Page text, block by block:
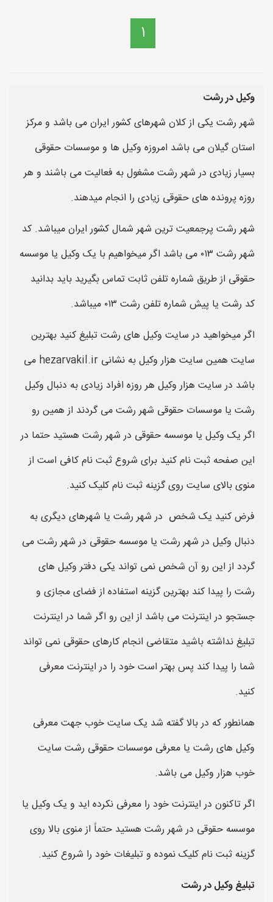
1
وکیل در رشت
شهر رشت یکی از کلان شهرهای کشور ایران می باشد و مرکز
استان گیلان می باشد امروزه وکیل ها و موسسات حقوقی
بسیار زیادی در شهر رشت مشغول به فعالیت می باشند و هر
روزه پرونده های حقوقی زیادی را انجام میدهند.
شهر رشت پرجمعیت ترین شهر شمال کشور ایران میباشد. کد
شهر رشت ۰۱۳ می باشد اگر میخواهیم با یک وکیل یا موسسه
حقوقی از طریق شماره تلفن ثابت تماس بگیرید باید بدانید
کد رشت یا پیش شماره تلفن رشت ۰۱۳ میباشد.
اگر میخواهید در سایت وکیل های رشت تبلیغ کنید بهترین
سایت همین سایت هزار وکیل به نشانی hezarvakil.ir می
باشد در سایت هزار وکیل هر روزه افراد زیادی به دنبال وکیل
رشت یا موسسات حقوقی شهر رشت می گردند از همین رو
اگر یک وکیل یا موسسه حقوقی در شهر رشت هستید حتما در
این صفحه ثبت نام کنید برای شروع ثبت نام کافی است از
منوی بالای سایت روی گزینه ثبت نام کلیک کنید.
فرض کنید یک شخص در شهر رشت یا شهرهای دیگری به
دنبال وکیل در شهر رشت یا موسسه حقوقی در شهر رشت می
گردد از این رو آن شخص نمی تواند یکی دفتر وکیل های
رشت را پیدا کند بهترین گزینه استفاده از فضای مجازی و
جستجو در اینترنت می باشد از این رو اگر شما در اینترنت
تبلیغ نداشته باشید متقاضی انجام کارهای حقوقی نمی تواند
شما را پیدا کند پس بهتر است خود را در اینترنت معرفی
کنید.
همانطور که در بالا گفته شد یک سایت خوب جهت معرفی
وکیل های رشت یا معرفی موسسات حقوقی رشت سایت
خوب هزار وکیل می باشد.
اگر تاکنون در اینترنت خود را معرفی نکرده اید و یک وکیل یا
موسسه حقوقی در شهر رشت هستید حتماً از منوی بالا روی
گزینه ثبت نام کلیک نموده و تبلیغات خود را شروع کنید.
تبلیغ وکیل در رشت